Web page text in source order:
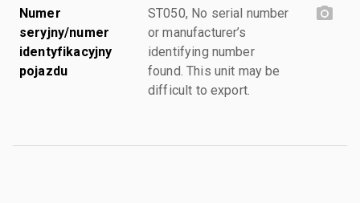
Numer
seryjny/numer
identyfikacyjny
pojazdu
ST050, No serial number
or manufacturer’s
identifying number
found. This unit may be
difficult to export.